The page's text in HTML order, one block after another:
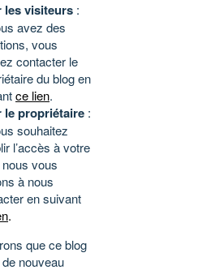
les visiteurs :
avez des
vous
contacter le
du blog en
ce lien.
le propriétaire :
souhaitez
l’accès à votre
vous
à nous
en suivant
.
que ce blog
nouveau